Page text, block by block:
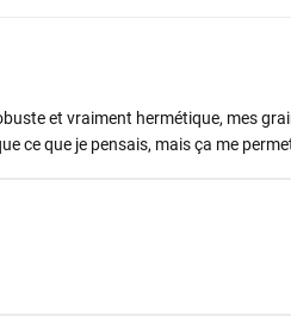
et vraiment hermétique, mes
ce que je pensais, mais ça me